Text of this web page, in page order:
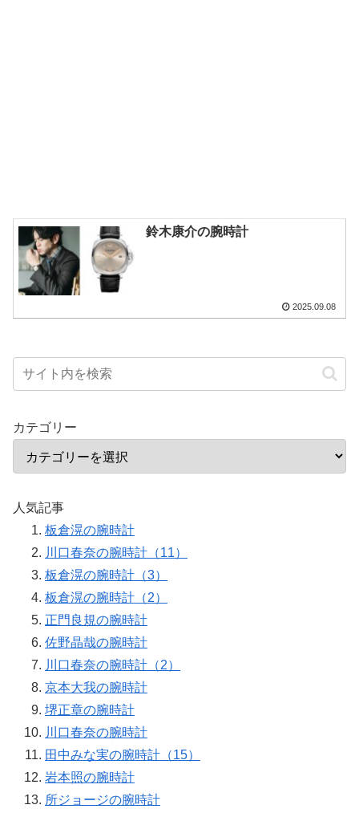
鈴木康介の腕時計
2025.09.08
カテゴリー
人気記事
板倉滉の腕時計
川口春奈の腕時計（11）
板倉滉の腕時計（3）
板倉滉の腕時計（2）
正門良規の腕時計
佐野晶哉の腕時計
川口春奈の腕時計（2）
京本大我の腕時計
堺正章の腕時計
川口春奈の腕時計
田中みな実の腕時計（15）
岩本照の腕時計
所ジョージの腕時計